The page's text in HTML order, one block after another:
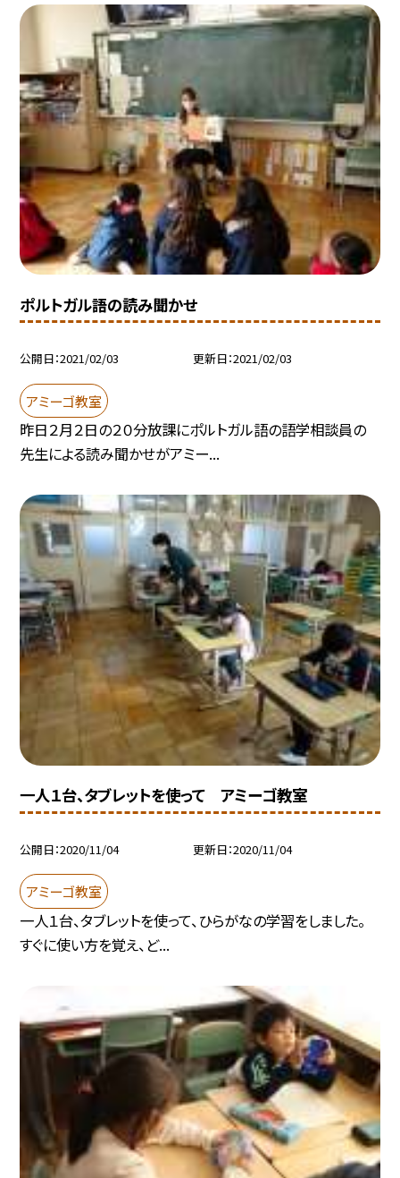
ポルトガル語の読み聞かせ
公開日 2021/02/03 更新日 2021/02/03
アミーゴ教室
昨日２月２日の２０分放課にポルトガル語の語学相談員の
先生による読み聞かせがアミー...
一人１台、タブレットを使って アミーゴ教室
公開日 2020/11/04 更新日 2020/11/04
アミーゴ教室
一人１台、タブレットを使って、ひらがなの学習をしました。
すぐに使い方を覚え、ど...